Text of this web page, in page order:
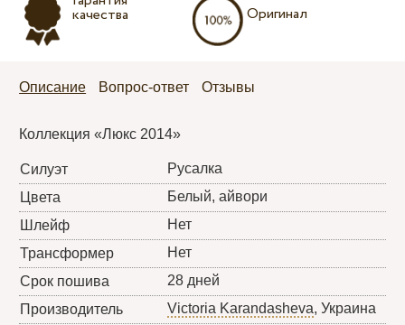
качества Оригинал
Описание Вопрос-ответ Отзывы
Коллекция «Люкс 2014»
Силуэт
Русалка
Цвета
Белый, айвори
Шлейф
Нет
Трансформер
Нет
Срок пошива
28 дней
Производитель
Victoria Karandasheva, Украина